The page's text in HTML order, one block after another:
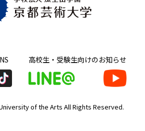
高校生・受験生向けのお知らせ
of the Arts All Rights Reserved.